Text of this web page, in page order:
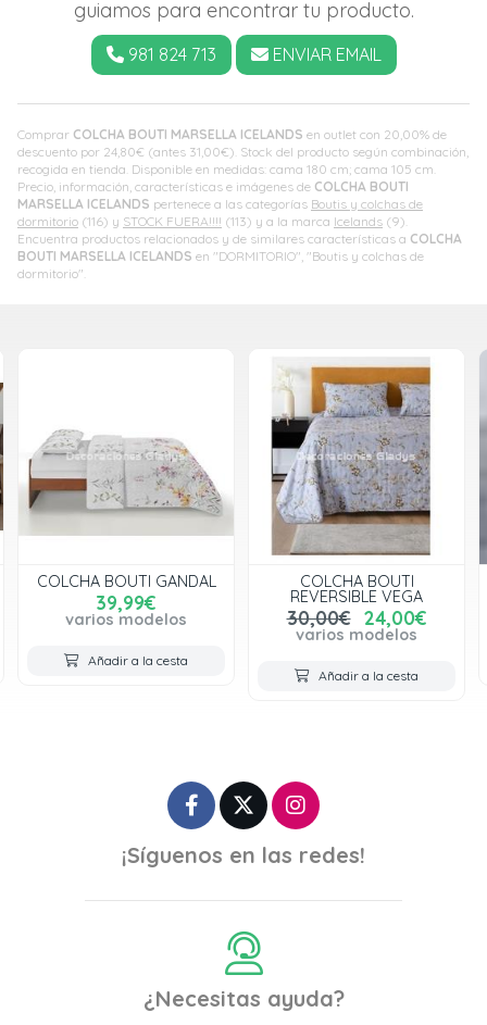
Comprar COLCHA BOUTI MARSELLA ICELANDS en outlet con 20,00% de
descuento por 24,80€ (antes 31,00€). Stock del producto según combinación,
recogida en tienda. Disponible en medidas: cama 180 cm; cama 105 cm.
Precio, información, características e imágenes de COLCHA BOUTI
MARSELLA ICELANDS pertenece a las categorías Boutis y colchas de
dormitorio (116) y STOCK FUERA!!!! (113) y a la marca Icelands (9).
Encuentra productos relacionados y de similares características a COLCHA
BOUTI MARSELLA ICELANDS en "DORMITORIO", "Boutis y colchas de
dormitorio".
guiamos para encontrar tu producto.
981 824 713 ENVIAR EMAIL
COLCHA BOUTI GANDAL
39,99€
varios modelos
Añadir a la cesta
COLCHA BOUTI
REVERSIBLE VEGA
30,00€ 24,00€
varios modelos
Añadir a la cesta
¡Síguenos en las redes!
¿Necesitas ayuda?